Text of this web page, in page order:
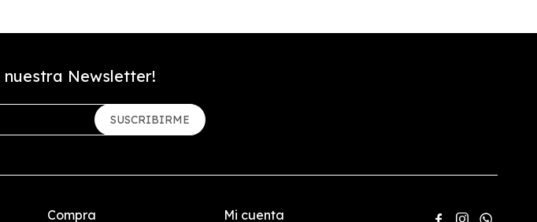
Compra Mi cuenta
nuestra Newsletter!
SUSCRIBIRME
  